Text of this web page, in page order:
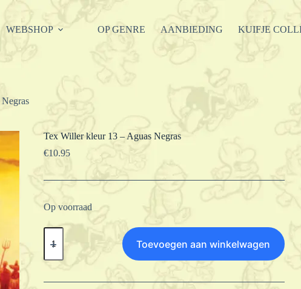
WEBSHOP OP GENRE AANBIEDING KUIFJE
Tex Willer kleur 13 – Aguas Negras
€10.95
Op voorraad
Tex
Willer
13
Aguas
Toevoegen aan winkelwagen